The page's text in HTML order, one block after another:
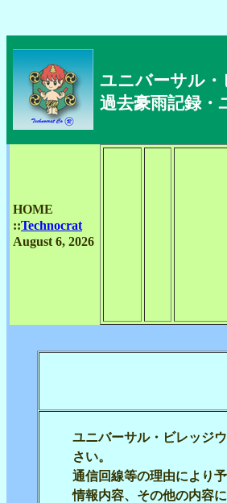
ユニバーサル
過去豪雨記録・
HOME
::Technocrat
August 6, 2026
ユニバーサル・ビレッジ
さい。
通信回線等の理由により
情報内容、その他の内容